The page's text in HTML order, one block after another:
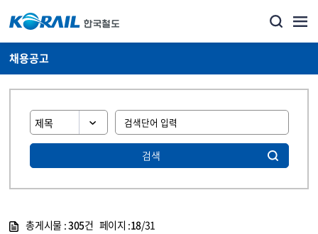
채용공고
검색
총게시물 :305건 페이지 :18/31